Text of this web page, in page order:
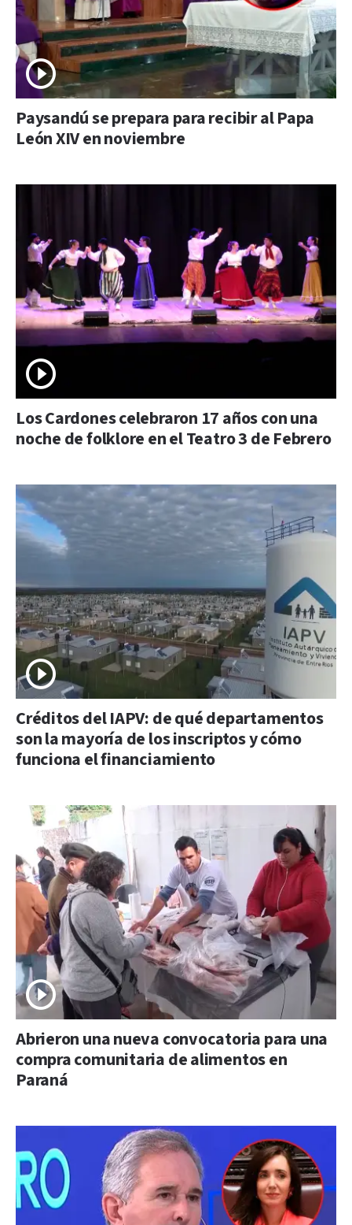
Paysandú se prepara para recibir al Papa
León XIV en noviembre
Los Cardones celebraron 17 años con una
noche de folklore en el Teatro 3 de Febrero
Créditos del IAPV: de qué departamentos
son la mayoría de los inscriptos y cómo
funciona el financiamiento
Abrieron una nueva convocatoria para una
compra comunitaria de alimentos en
Paraná